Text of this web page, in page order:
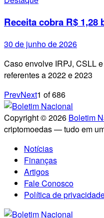
Receita cobra R$
30 de junho de 2026
Caso envolve IRPJ, CSLL
referentes a 2022 e 2023
PrevNext1 of686
Copyright © 2026 Boletim
criptomoedas — tudo em
Notícias
Finanças
Artigos
Fale Conosco
Política de